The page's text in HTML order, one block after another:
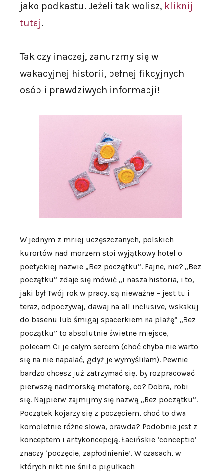
jako podkastu. Jeżeli tak wolisz, kliknij
tutaj.
Tak czy inaczej, zanurzmy się w
wakacyjnej historii, pełnej fikcyjnych
osób i prawdziwych informacji!
W jednym z mniej uczęszczanych, polskich
kurortów nad morzem stoi wyjątkowy hotel o
poetyckiej nazwie „Bez początku”. Fajne, nie? „Bez
początku” zdaje się mówić „i nasza historia, i to,
jaki był Twój rok w pracy, są nieważne – jest tu i
teraz, odpoczywaj, dawaj na all inclusive, wskakuj
do basenu lub śmigaj spacerkiem na plażę” „Bez
początku” to absolutnie świetne miejsce,
polecam Ci je całym sercem (choć chyba nie warto
się na nie napalać, gdyż je wymyśliłam). Pewnie
bardzo chcesz już zatrzymać się, by rozpracować
pierwszą nadmorską metaforę, co? Dobra, robi
się. Najpierw zajmijmy się nazwą „Bez początku”.
Początek kojarzy się z poczęciem, choć to dwa
kompletnie różne słowa, prawda? Podobnie jest z
konceptem i antykoncepcją. Łacińskie ‘conceptio’
znaczy ‘poczęcie, zapłodnienie’. W czasach, w
których nikt nie śnił o pigułkach